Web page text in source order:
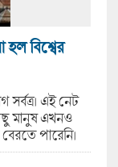
বিশ্বের
এই নেট
মানুষ এখনও
পারেনি।